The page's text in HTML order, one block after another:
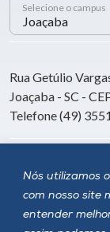
Nós utilizamos
com nosso site
entender
Selecione o campus
Rua Getúlio
Joaçaba - SC -
Telefone (49)
Siga a